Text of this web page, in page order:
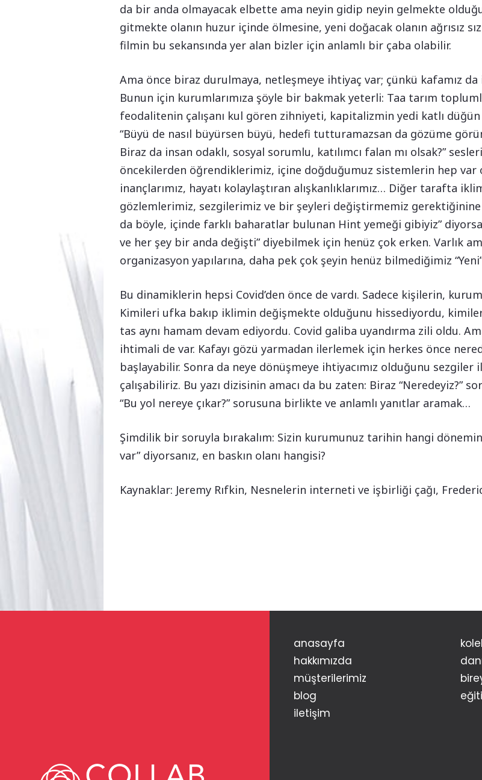
da bir anda olmayacak elbette ama neyin gidip neyin gelmekte
gitmekte olanın huzur içinde ölmesine, yeni doğacak olanın ağrısız
filmin bu sekansında yer alan bizler için anlamlı bir çaba olabilir.
Ama önce biraz durulmaya, netleşmeye ihtiyaç var; çünkü kafamız
Bunun için kurumlarımıza şöyle bir bakmak yeterli: Taa tarım
feodalitenin çalışanı kul gören zihniyeti, kapitalizmin yedi katlı düğün
“Büyü de nasıl büyürsen büyü, hedefi tutturamazsan da gözüme
Biraz da insan odaklı, sosyal sorumlu, katılımcı falan mı olsak?”
öncekilerden öğrendiklerimiz, içine doğduğumuz sistemlerin hep var
inançlarımız, hayatı kolaylaştıran alışkanlıklarımız… Diğer tarafta
gözlemlerimiz, sezgilerimiz ve bir şeyleri değiştirmemiz
da böyle, içinde farklı baharatlar bulunan Hint yemeği gibiyiz”
ve her şey bir anda değişti” diyebilmek için henüz çok erken. Varlık
organizasyon yapılarına, daha pek çok şeyin henüz bilmediğimiz
Bu dinamiklerin hepsi Covid’den önce de vardı. Sadece kişilerin,
Kimileri ufka bakıp iklimin değişmekte olduğunu hissediyordu, kimileri
tas aynı hamam devam ediyordu. Covid galiba uyandırma zili oldu.
ihtimali de var. Kafayı gözü yarmadan ilerlemek için herkes önce
başlayabilir. Sonra da neye dönüşmeye ihtiyacımız olduğunu
çalışabiliriz. Bu yazı dizisinin amacı da bu zaten: Biraz “Neredeyiz?”
“Bu yol nereye çıkar?” sorusuna birlikte ve anlamlı yanıtlar aramak…
Şimdilik bir soruyla bırakalım: Sizin kurumunuz tarihin hangi
var” diyorsanız, en baskın olanı hangisi?
Kaynaklar: Jeremy Rıfkin, Nesnelerin interneti ve işbirliği çağı,
anasayfa
hakkımızda
müşterilerimiz
blog
i̇letişim